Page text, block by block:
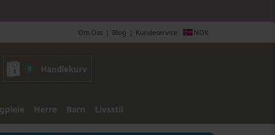
NOK
Om Oss Blog Kundeservice
0 Handlekurv
Herre Barn Livsstil